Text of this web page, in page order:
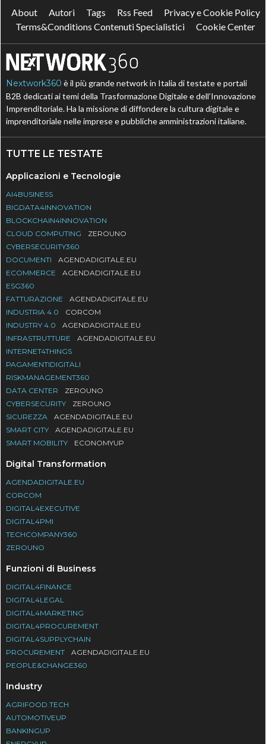
About Autori Tags Rss Feed
Privacy e Cookie Policy
Terms&Conditions Contenuti Specialistici
Cookie Center
Nextwork360 è il più grande network in Italia di testate e portali
B2B dedicati ai temi della Trasformazione Digitale e dell’Innovazione
Imprenditoriale. Ha la missione di diffondere la cultura digitale e
imprenditoriale nelle imprese e pubbliche amministrazioni italiane.
TUTTE LE TESTATE
Applicazioni e Tecnologie
AI4BUSINESS
BIGDATA4INNOVATION
BLOCKCHAIN4INNOVATION
CLOUD COMPUTING
ZEROUNO
CYBERSECURITY360
DOCUMENTI
AGENDADIGITALE.EU
ECOMMERCE
AGENDADIGITALE.EU
ESG360
FATTURAZIONE
AGENDADIGITALE.EU
INDUSTRIA 4.0
CORCOM
INDUSTRY 4.0
AGENDADIGITALE.EU
INFRASTRUTTURE
AGENDADIGITALE.EU
INTERNET4THINGS
PAGAMENTIDIGITALI
RISKMANAGEMENT360
DATA CENTER
ZEROUNO
CYBERSECURITY
ZEROUNO
SICUREZZA
AGENDADIGITALE.EU
SMART CITY
AGENDADIGITALE.EU
SMART MOBILITY
ECONOMYUP
Digital Transformation
AGENDADIGITALE.EU
CORCOM
DIGITAL4EXECUTIVE
DIGITAL4PMI
TECHCOMPANY360
ZEROUNO
Funzioni di Business
DIGITAL4FINANCE
DIGITAL4LEGAL
DIGITAL4MARKETING
DIGITAL4PROCUREMENT
DIGITAL4SUPPLYCHAIN
PROCUREMENT
AGENDADIGITALE.EU
PEOPLE&CHANGE360
Industry
AGRIFOOD.TECH
AUTOMOTIVEUP
BANKINGUP